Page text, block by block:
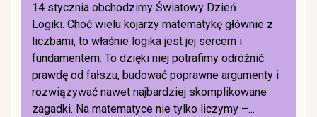
14 stycznia obchodzimy Światowy Dzień
Logiki. Choć wielu kojarzy matematykę głównie z
liczbami, to właśnie logika jest jej sercem i
fundamentem. To dzięki niej potrafimy odróżnić
prawdę od fałszu, budować poprawne argumenty i
rozwiązywać nawet najbardziej skomplikowane
zagadki. Na matematyce nie tylko liczymy –...